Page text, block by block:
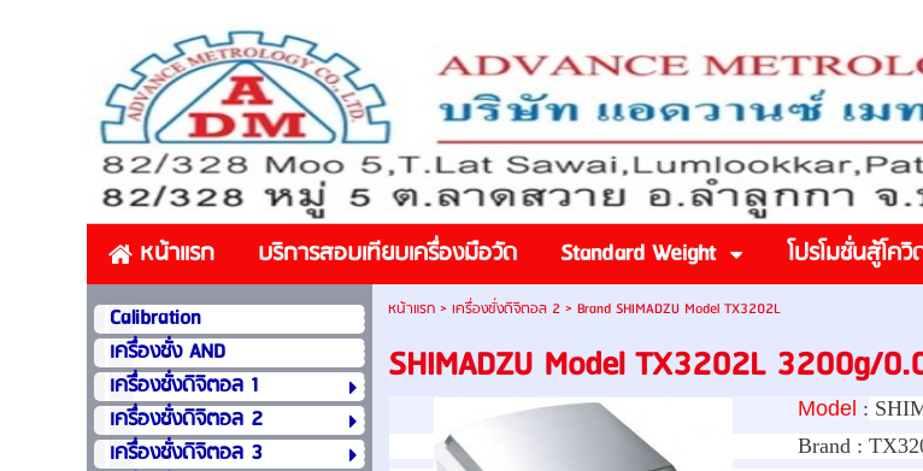
หน้าแรก บริการสอบเทียบเครื่องมือวัด Standard Weight โปรโมชั่นสู้โควิ
Calibration
เครื่องชั่ง AND
เครื่องชั่งดิจิตอล 1
เครื่องชั่งดิจิตอล 2
เครื่องชั่งดิจิตอล 3
หน้าแรก> เครื่องชั่งดิจิตอล 2> Brand SHIMADZU Model TX3202L
SHIMADZU Model TX3202L 3200g/
Model :
Brand :